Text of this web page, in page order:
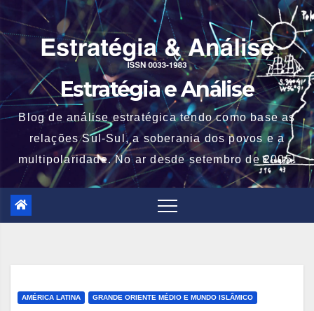
to
content
Estratégia e Análise
Blog de análise estratégica tendo como base as
relações Sul-Sul, a soberania dos povos e a
multipolaridade. No ar desde setembro de 2005!
AMÉRICA LATINA GRANDE ORIENTE MÉDIO E MUNDO ISLÂMICO